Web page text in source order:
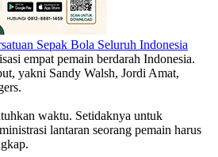
Sepak Bola Seluruh Indonesia
empat pemain berdarah Indonesia.
yakni Sandy Walsh, Jordi Amat,
waktu. Setidaknya untuk
lantaran seorang pemain harus